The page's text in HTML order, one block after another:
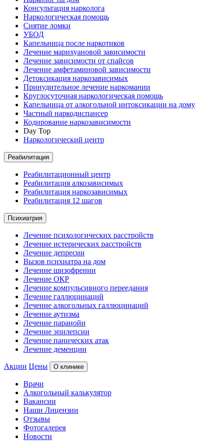
Консультация нарколога
Наркологическая помощь
Снятие ломки
УБОД
Капельница после наркотиков
Лечение марихуановой зависимости
Лечение зависимости от спайсов
Лечение амфетаминовой зависимости
Детоксикация наркозависимых
Принудительное лечение наркомании
Круглосуточная наркологическая помощь
Капельница от алкогольной интоксикации на дому
Частный наркодиспансер
Кодирование наркозависимости
Day Top
Наркологический центр
Реабилитация
Реабилитационный центр
Реабилитация алкозависимых
Реабилитация наркозависимых
Реабилитация 12 шагов
Психиатрия
Лечение психологических расстройств
Лечение истерических расстройств
Лечение депресии
Вызов психиатра на дом
Лечение шизофрении
Лечение ОКР
Лечение компульсивного переедания
Лечение галлюцинаций
Лечение алкогольных галлюцинаций
Лечение аутизма
Лечение паранойи
Лечение эпилепсии
Лечение панических атак
Лечение деменции
Акции Цены О клинике
Врачи
Алкогольный калькулятор
Вакансии
Наши Лицензии
Отзывы
Фотогалерея
Новости